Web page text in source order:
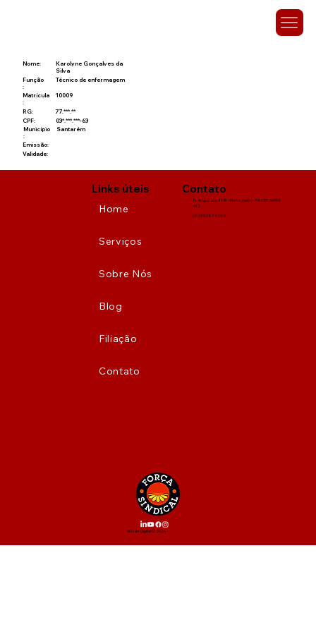
Nome:
Karolyne Gonçalves da
Silva
Função
:
Técnico de enfermagem
Matrícula
:
10009
RG:
77.***.**
CPF:
03*.***.***-63
Município
:
Santarém
Emissão:
Validade:
Links úteis
Home
Serviços
Sobre Nós
Blog
Filiação
Contato
Contato
Tv. Angustura, 4174 - Marco, Belém - PA CEP: 66093-
042
(91) 9 9287-0289
Wizart Digital © 2024